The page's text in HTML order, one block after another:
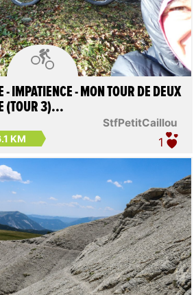

StfPetitCaillou
- IMPATIENCE - MON TOUR DE DEUX
(TOUR 3)...
KM 1